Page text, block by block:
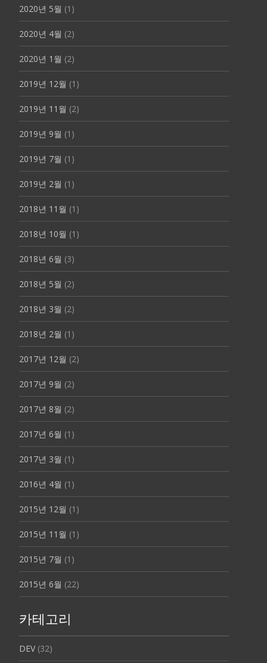
2020년 5월 (1)
2020년 4월 (2)
2020년 1월 (2)
2019년 12월 (1)
2019년 11월 (2)
2019년 9월 (1)
2019년 7월 (1)
2019년 2월 (1)
2018년 11월 (1)
2018년 10월 (1)
2018년 6월 (3)
2018년 5월 (2)
2018년 3월 (2)
2018년 2월 (1)
2017년 12월 (2)
2017년 9월 (2)
2017년 8월 (2)
2017년 6월 (1)
2017년 3월 (1)
2016년 4월 (1)
2015년 12월 (1)
2015년 11월 (1)
2015년 7월 (1)
2015년 6월 (22)
카테고리
DEV (32)